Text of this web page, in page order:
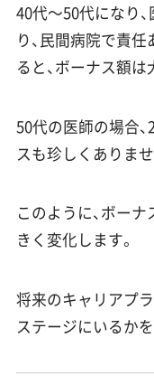
40代〜50代になり
り、民間病院で責
ると、ボーナス額は
50代の医師の場合
スも珍しくありませ
このように、ボー
きく変化します。
将来のキャリアプ
ステージにいるか